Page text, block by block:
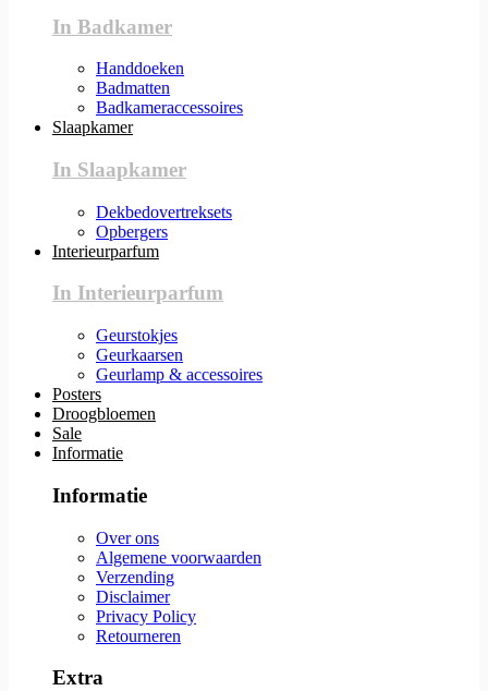
In Badkamer
Handdoeken
Badmatten
Badkameraccessoires
Slaapkamer
In Slaapkamer
Dekbedovertreksets
Opbergers
Interieurparfum
In Interieurparfum
Geurstokjes
Geurkaarsen
Geurlamp & accessoires
Posters
Droogbloemen
Sale
Informatie
Informatie
Over ons
Algemene voorwaarden
Verzending
Disclaimer
Privacy Policy
Retourneren
Extra